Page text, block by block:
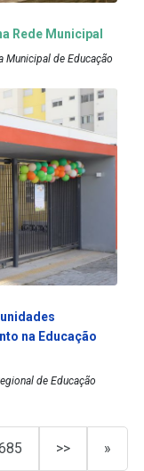
Rede Municipal
de Educação
na Educação
de Educação
>> »